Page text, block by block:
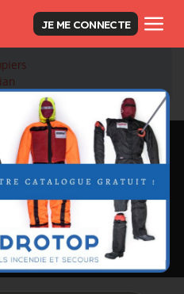
JE ME CONNECTE
la liste des pompiers
ALBERTINI
Julian
à 18:32